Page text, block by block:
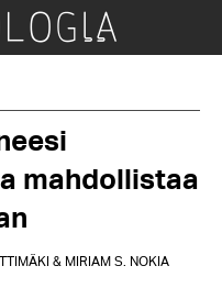
mahdollistaa
& MIRIAM S. NOKIA